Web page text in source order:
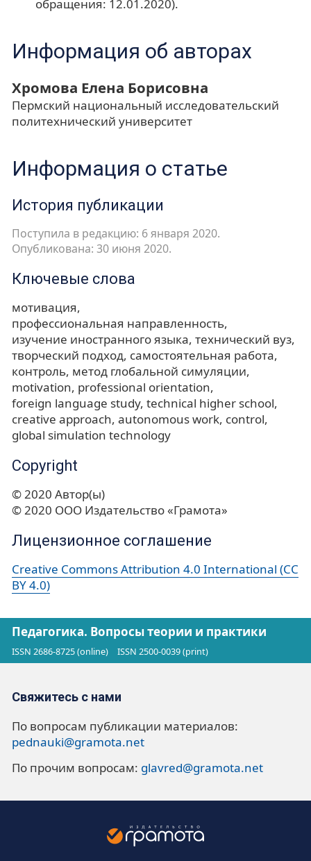
обращения: 12.01.2020).
Информация об авторах
Хромова Елена Борисовна
Пермский национальный исследовательский
политехнический университет
Информация о статье
История публикации
Поступила в редакцию: 6 января 2020.
Опубликована: 30 июня 2020.
Ключевые слова
мотивация
профессиональная направленность
изучение иностранного языка технический вуз
творческий подход самостоятельная работа
контроль метод глобальной симуляции
motivation professional orientation
foreign language study technical higher school
creative approach autonomous work control
global simulation technology
Copyright
© 2020 Автор(ы)
© 2020 ООО Издательство «Грамота»
Лицензионное соглашение
Creative Commons Attribution 4.0 International (CC
BY 4.0)
Педагогика. Вопросы теории и практики
ISSN 2686-8725 (online) ISSN 2500-0039 (print)
Свяжитесь с нами
По вопросам публикации материалов:
pednauki@gramota.net
По прочим вопросам: glavred@gramota.net